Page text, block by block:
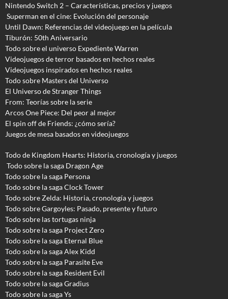
Nintendo Switch 2 – Características, precios y juegos
Superman en el cine: Evolución del personaje
Until Dawn: Referencias del videojuego en la película
Tiburón: 50th Aniversario
Todo sobre el universo Expediente Warren
Videojuegos de terror basados en hechos reales
Videojuegos inspirados en hechos reales
Todo sobre Masters del Universo
El Universo de Stranger Things
From: Teorías sobre la serie
Arcos One Piece: Del peor al mejor
El spin off de Friends: ¿cómo sería?
Juegos de mesa basados en videojuegos
Todo de Kingdom Hearts: Historia, cronología y juegos
Todo sobre la saga Dragon Age
Todo sobre la saga Persona
Todo sobre la saga Clock Tower
Todo sobre Zelda: Historia, cronología y juegos
Todo sobre Gargoyles: Pasado, presente y futuro
Todo sobre las tortugas ninja
Todo sobre la saga Project Zero
Todo sobre la saga Eternal Blue
Todo sobre la saga Alex Kidd
Todo sobre la saga Parasite Eve
Todo sobre la saga Resident Evil
Todo sobre la saga Gradius
Todo sobre la saga Ys